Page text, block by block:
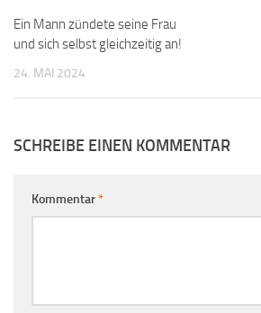
Ein Mann zündete seine Frau
und sich selbst gleichzeitig an!
24. MAI 2024
SCHREIBE EINEN KOMMENTAR
Kommentar*